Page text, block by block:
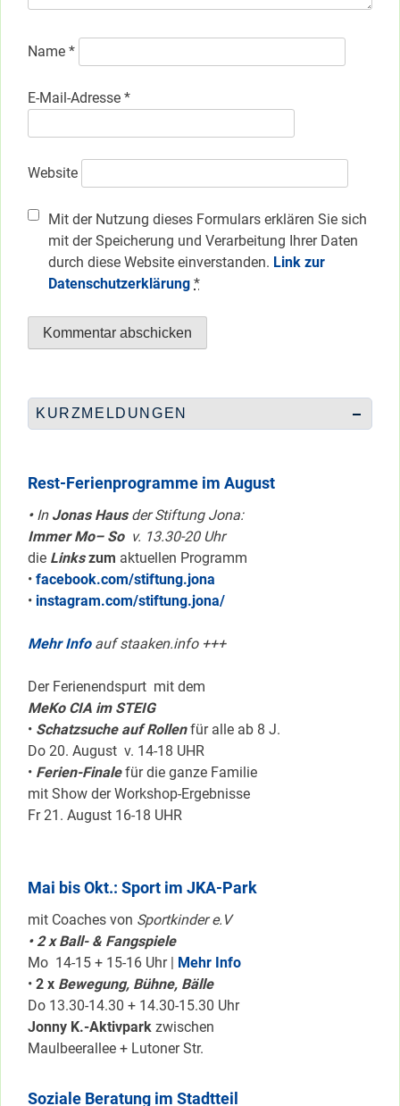
Name *
E-Mail-Adresse *
Website
Mit der Nutzung dieses Formulars erklären Sie sich
mit der Speicherung und Verarbeitung Ihrer Daten
durch diese Website einverstanden. Link zur
Datenschutzerklärung *
KURZMELDUNGEN
Rest-Ferienprogramme im August
•InJonas Hausder Stiftung Jona:
Immer Mo– So v. 13.30-20 Uhr
die Linkszum aktuellen Programm
• facebook.com/stiftung.jona
• instagram.com/stiftung.jona/
Mehr Infoauf staaken.info +++
Der Ferienendspurt mit dem
MeKo CIA im STEIG
• Schatzsuche auf Rollenfür alle ab 8 J.
Do 20. August v. 14-18 UHR
• Ferien-Finalefür die ganze Familie
mit Show der Workshop-Ergebnisse
Fr 21. August 16-18 UHR
Mai bis Okt.: Sport im JKA-Park
mit Coaches von Sportkinder e.V
• 2 x Ball- & Fangspiele
Mo 14-15 + 15-16 Uhr | Mehr Info
• 2 x Bewegung, Bühne, Bälle
Do 13.30-14.30 + 14.30-15.30 Uhr
Jonny K.-Aktivpark zwischen
Maulbeerallee + Lutoner Str.
Soziale Beratung im Stadtteil